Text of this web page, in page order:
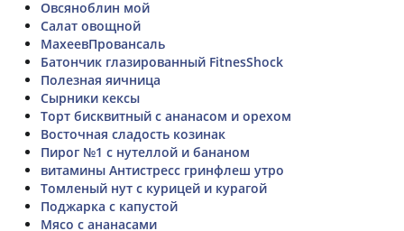
Овсяноблин мой
Салат овощной
МахеевПровансаль
Батончик глазированный FitnesShock
Полезная яичница
Сырники кексы
Торт бисквитный с ананасом и орехом
Восточная сладость козинак
Пирог №1 с нутеллой и бананом
витамины Антистресс гринфлеш утро
Томленый нут с курицей и курагой
Поджарка с капустой
Мясо с ананасами